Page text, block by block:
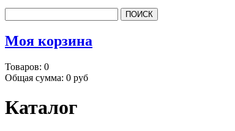
Моя корзина
Товаров: 0
Общая сумма: 0 руб
Каталог